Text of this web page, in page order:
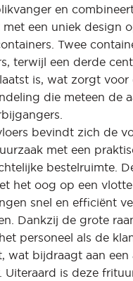
en
een uniek design
Twee
terwijl een derde
is, wat zorgt voor
die meteen de
bevindt zich de
met een
bestelruimte.
het oog op een
snel en efficiënt
Dankzij de grote
personeel als de
wat bijdraagt aan een
Uiteraard is deze